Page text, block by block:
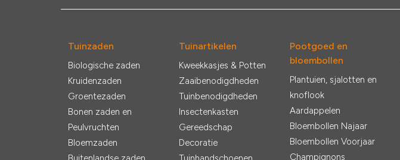
Tuinzaden
Biologische zaden
Kruidenzaden
Groentezaden
Bonen zaden en
Peulvruchten
Bloemzaden
Tuinartikelen
Kweekkasjes & Potten
Zaaibenodigdheden
Tuinbenodigdheden
Insectenkasten
Gereedschap
Decoratie
Pootgoed en
bloembollen
Plantuien, sjalotten en
knoflook
Aardappelen
Bloembollen Najaar
Bloembollen Voorjaar
Champignons